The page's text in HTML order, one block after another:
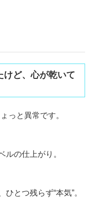
けど、心が乾いて
っと異常です。
ルの仕上がり。
とつ残らず“本気”。